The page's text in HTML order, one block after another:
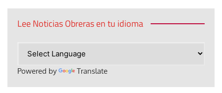
Lee Noticias Obreras en tu idioma
Powered by Translate